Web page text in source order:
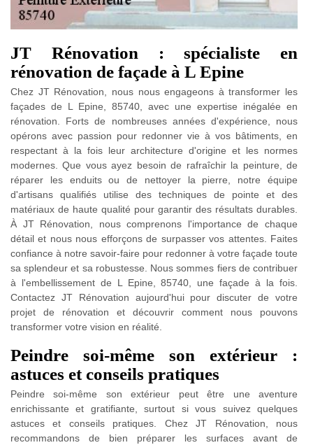
JT Rénovation : spécialiste en
rénovation de façade à L Epine
Chez JT Rénovation, nous nous engageons à transformer les
façades de L Epine, 85740, avec une expertise inégalée en
rénovation. Forts de nombreuses années d'expérience, nous
opérons avec passion pour redonner vie à vos bâtiments, en
respectant à la fois leur architecture d'origine et les normes
modernes. Que vous ayez besoin de rafraîchir la peinture, de
réparer les enduits ou de nettoyer la pierre, notre équipe
d'artisans qualifiés utilise des techniques de pointe et des
matériaux de haute qualité pour garantir des résultats durables.
À JT Rénovation, nous comprenons l'importance de chaque
détail et nous nous efforçons de surpasser vos attentes. Faites
confiance à notre savoir-faire pour redonner à votre façade toute
sa splendeur et sa robustesse. Nous sommes fiers de contribuer
à l'embellissement de L Epine, 85740, une façade à la fois.
Contactez JT Rénovation aujourd'hui pour discuter de votre
projet de rénovation et découvrir comment nous pouvons
transformer votre vision en réalité.
Peindre soi-même son extérieur :
astuces et conseils pratiques
Peindre soi-même son extérieur peut être une aventure
enrichissante et gratifiante, surtout si vous suivez quelques
astuces et conseils pratiques. Chez JT Rénovation, nous
recommandons de bien préparer les surfaces avant de